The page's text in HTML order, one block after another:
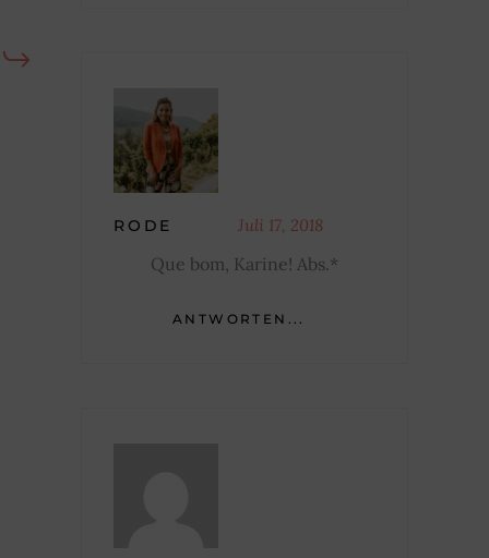
RODE Juli 17, 2018
Que bom, Karine! Abs.*
ANTWORTEN...